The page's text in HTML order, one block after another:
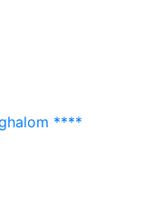
****